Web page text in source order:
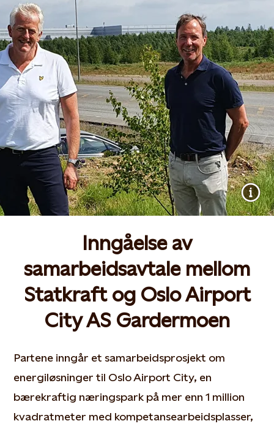
Inngåelse av
samarbeidsavtale mellom
Statkraft og Oslo Airport
City AS Gardermoen
Partene inngår et samarbeidsprosjekt om
energiløsninger til Oslo Airport City, en
bærekraftig næringspark på mer enn 1 million
kvadratmeter med kompetansearbeidsplasser,